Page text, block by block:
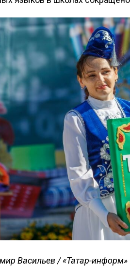
Васильев / «Татар-информ»